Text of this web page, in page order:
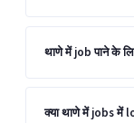
थाणे में job पाने के
क्या थाणे में jobs में